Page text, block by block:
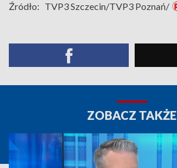
Źródło: TVP3 Szczecin/TVP3 Poznań/
ZOBACZ TAKŻE